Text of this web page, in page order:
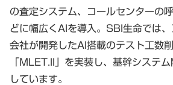
の査定システム、コールセンターの
どに幅広くAIを導入。SBI生命では、
会社が開発したAI搭載のテスト工数
「MLET.II」を実装し、基幹システ
しています。